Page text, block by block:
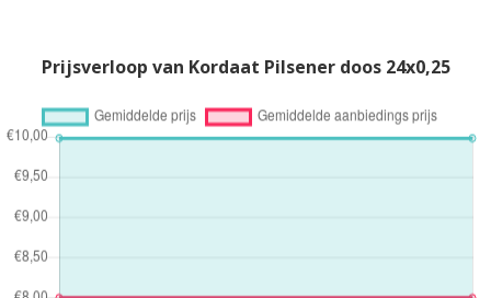
Prijsverloop van Kordaat Pilsener doos 24x0,25